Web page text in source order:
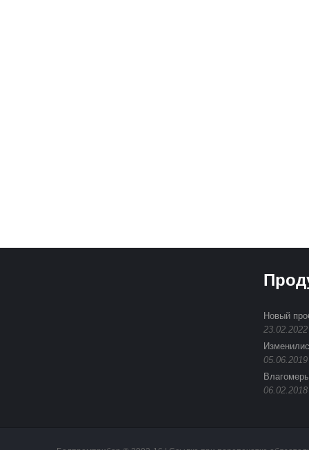
Новый
23.02.2022
05.06.2019
06.02.2018